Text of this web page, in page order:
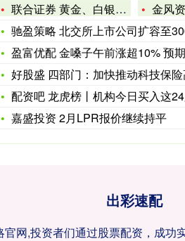
联合证券 黄金、白银大涨！美国去年12月通胀高于预期 国际油
金风资本 许式
驰盈策略 北交所上市公司扩容至
盈富优配 金嗓子午前涨超10% 预期年度营
好股盛 四部门：加快推动科技保
配资吧 龙虎榜丨机构今日买入这24股
嘉盛投资 2月LPR报价继续持平
出彩速配
网,投资者们通过股票配资，成功